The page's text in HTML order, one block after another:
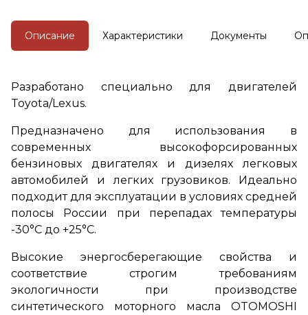
дизелях легковых
автомобилей и легких
Описание Характеристики Документы
Разработано специально для двигателей
Toyota/Lexus.
Предназначено для использования в
современных высокофорсированных
бензиновых двигателях и дизелях легковых
автомобилей и легких грузовиков. Идеально
подходит для эксплуатации в условиях средней
полосы России при перепадах температуры
-30°С до +25°С.
Высокие энергосберегающие свойства и
соответствие строгим требованиям
экологичности при производстве
синтетического моторного масла OTOMOSHI